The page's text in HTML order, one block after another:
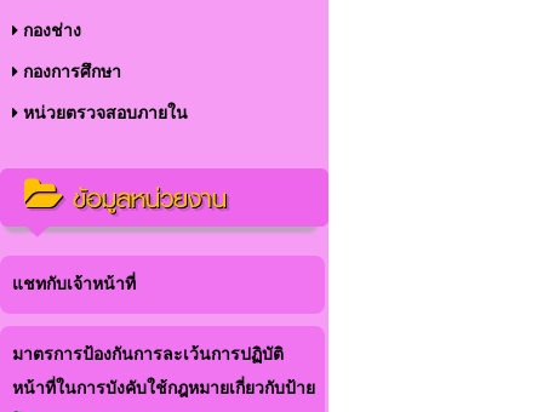
กองช่าง
กองการศึกษา
หน่วยตรวจสอบภายใน
ข้อมูลหน่วยงาน
แชทกับเจ้าหน้าที่
มาตรการป้องกันการละเว้นการปฏิบัติ
หน้าที่ในการบังคับใช้กฎหมายเกี่ยวกับป้าย